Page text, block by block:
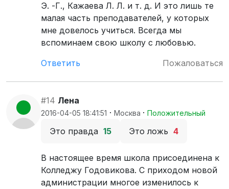
Э. -Г., Кажаева Л. Л. и т. д. И это лишь те
малая часть преподавателей, у которых
мне довелось учиться. Всегда мы
вспоминаем свою школу с любовью.
Ответить
Пожаловаться
#14 Лена
2016-04-05 18:41:51 · Москва · Положительный
Это правда 15 Это ложь 4
В настоящее время школа присоединена к
Колледжу Годовикова. С приходом новой
администрации многое изменилось к